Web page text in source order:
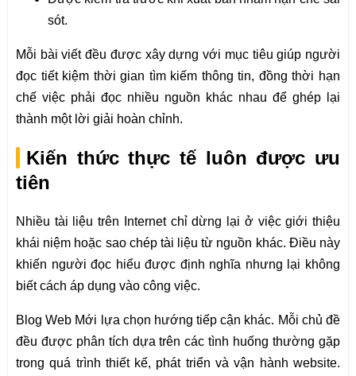
sót.
Mỗi bài viết đều được xây dựng với mục tiêu giúp người
đọc tiết kiệm thời gian tìm kiếm thông tin, đồng thời hạn
chế việc phải đọc nhiều nguồn khác nhau để ghép lại
thành một lời giải hoàn chỉnh.
Kiến thức thực tế luôn được ưu
tiên
Nhiều tài liệu trên Internet chỉ dừng lại ở việc giới thiệu
khái niệm hoặc sao chép tài liệu từ nguồn khác. Điều này
khiến người đọc hiểu được định nghĩa nhưng lại không
biết cách áp dụng vào công việc.
Blog Web Mới lựa chọn hướng tiếp cận khác. Mỗi chủ đề
đều được phân tích dựa trên các tình huống thường gặp
trong quá trình thiết kế, phát triển và vận hành website.